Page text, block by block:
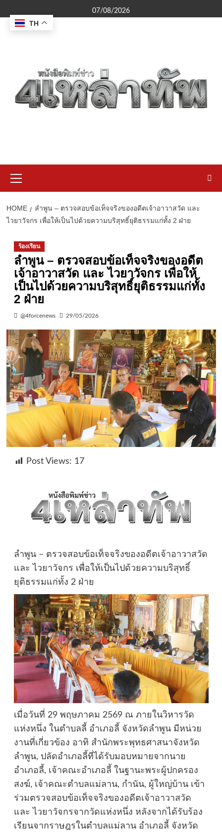
to
content
07/08/2026
Menu
HOME
ลำพูน – ตรวจสอบข้อเท็จจริงของอดีตเจ้าอาวาสวัด และ
ไวยาวัจกร เพื่อให้เป็นไปด้วยความบริสุทธิ์ยุติธรรมแก่ทั้ง 2 ฝ่าย
ร้องเรียน
ลำพูน – ตรวจสอบข้อเท็จจริงของอดีต
เจ้าอาวาสวัด และ ไวยาวัจกร เพื่อให้
เป็นไปด้วยความบริสุทธิ์ยุติธรรมแก่ทั้ง
2 ฝ่าย
@4forcenews 29/05/2026
Post Views: 17
ลำพูน – ตรวจสอบข้อเท็จจริงของอดีตเจ้าอาวาสวัด
และ ไวยาวัจกร เพื่อให้เป็นไปด้วยความบริสุทธิ์
ยุติธรรมแก่ทั้ง 2 ฝ่าย
เมื่อวันที่ 29 พฤษภาคม 2569 ณ ภายในวิหารวัด
แห่งหนึ่ง ในตำบลลี้ อำเภอลี้ จังหวัดลำพูน มีหน่วย
งานที่เกี่ยวข้อง อาทิ สำนักพระพุทธศาสนาจังหวัด
ลำพูน, ปลัดอำเภอลี้ที่ได้รับมอบหมายจากนาย
อำเภอลี้, เจ้าคณะอำเภอลี้ ในฐานะพระผู้ปกครอง
สงฆ์, เจ้าคณะตำบลแม่ลาน, กำนัน, ผู้ใหญ่บ้าน เข้า
ร่วมตรวจสอบข้อเท็จจริงของอดีตเจ้าอาวาสวัด
และ ไวยาวัจกรจากวัดแห่งหนึ่ง หลังจากได้รับร้อง
เรียนจากราษฎรในตำบลแม่ลาน อำเภอลี้ จังหวัด
TH